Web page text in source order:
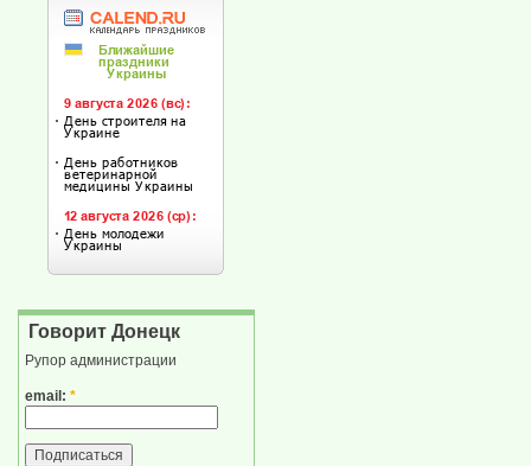
Говорит Донецк
Рупор администрации
email: *